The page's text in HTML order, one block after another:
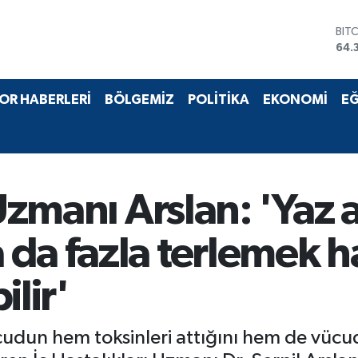
HABERLERİ BÖLGEMİZ POLİTİKA EKONOMİ
Arslan: 'Yaz
fazla terlemek
hem toksinleri attığını hem de